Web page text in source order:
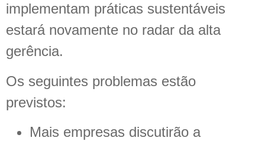
implementam práticas sustentáveis
estará novamente no radar da alta
gerência.
Os seguintes problemas estão
previstos:
Mais empresas discutirão a